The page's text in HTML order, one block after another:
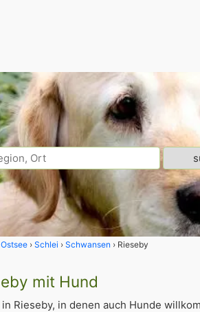
Ostsee Schlei Schwansen Rieseby
mit Hund
Rieseby, in denen auch Hunde